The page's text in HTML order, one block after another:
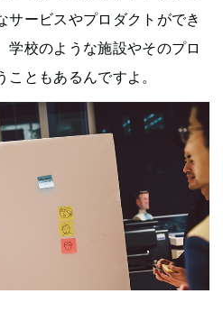
サービスやプロダクトができ
学校のような施設やそのプロ
ともあるんですよ。